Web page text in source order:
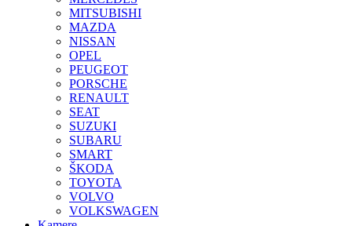
MITSUBISHI
MAZDA
NISSAN
OPEL
PEUGEOT
PORSCHE
RENAULT
SEAT
SUZUKI
SUBARU
SMART
ŠKODA
TOYOTA
VOLVO
VOLKSWAGEN